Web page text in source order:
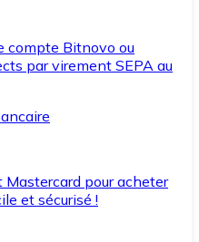
compte Bitnovo ou
par virement SEPA au
pour acheter
et sécurisé !